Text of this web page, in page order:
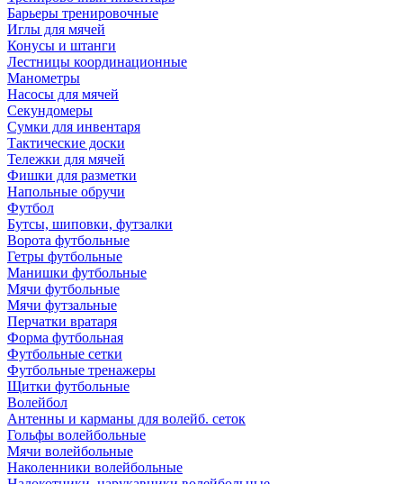
Барьеры тренировочные
Иглы для мячей
Конусы и штанги
Лестницы координационные
Манометры
Насосы для мячей
Секундомеры
Сумки для инвентаря
Тактические доски
Тележки для мячей
Фишки для разметки
Напольные обручи
Футбол
Бутсы, шиповки, футзалки
Ворота футбольные
Гетры футбольные
Манишки футбольные
Мячи футбольные
Мячи футзальные
Перчатки вратаря
Форма футбольная
Футбольные сетки
Футбольные тренажеры
Щитки футбольные
Волейбол
Антенны и карманы для волейб. сеток
Гольфы волейбольные
Мячи волейбольные
Наколенники волейбольные